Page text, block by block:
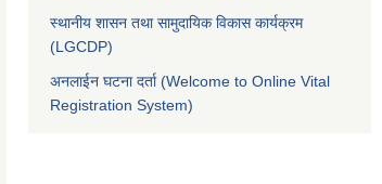
स्थानीय शासन तथा सामुदायिक विकास कार्यक्रम
(LGCDP)
अनलाईन घटना दर्ता (Welcome to Online Vital
Registration System)